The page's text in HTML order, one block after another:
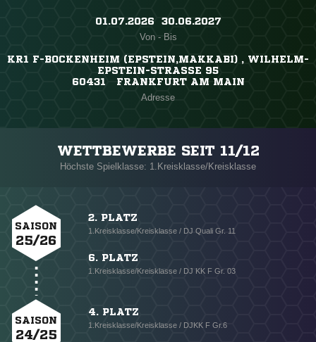
01.07.2026 ​ 30.06.2027
Von - Bis
KR1 F-BOCKENHEIM (EPSTEIN,MAKKABI) , WILHELM-
EPSTEIN-STRASSE 95
60431 FRANKFURT AM MAIN
Adresse
WETTBEWERBE SEIT 11/12
Höchste Spielklasse: 1.Kreisklasse/Kreisklasse
SAISON
25/26
2. PLATZ
1.Kreisklasse/Kreisklasse / DJ Quali Gr. 11
6. PLATZ
1.Kreisklasse/Kreisklasse / DJ KK F Gr. 03
SAISON
24/25
4. PLATZ
1.Kreisklasse/Kreisklasse / DJKK F Gr.6